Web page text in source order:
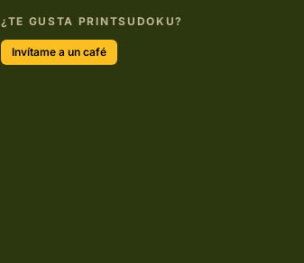
¿TE GUSTA PRINTSUDOKU?
Invítame a un café